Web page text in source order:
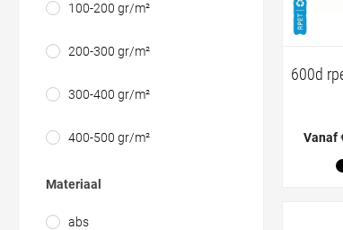
100-200 gr/m²
200-300 gr/m²
300-400 gr/m²
400-500 gr/m²
Materiaal
abs
600d
Vanaf